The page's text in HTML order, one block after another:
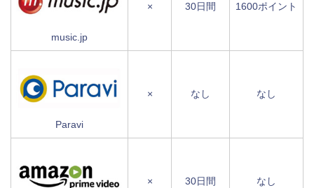
music.jp
× 30日間 1600ポイント
Paravi
× なし なし
× 30日間 なし